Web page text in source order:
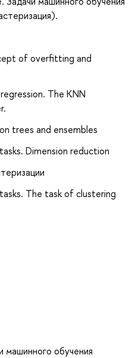
of overfitting and
The KNN
trees and ensembles
Dimension reduction
The task of clustering
машинного обучения